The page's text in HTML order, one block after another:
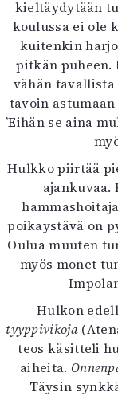
kieltäydytään
koulussa ei ole
kuitenkin
pitkän puheen.
vähän tavallista
tavoin
’Eihän se aina
Hulkko piirtää
ajankuvaa.
poikaystävä on
Oulua muuten
myös monet
Hulkon
tyyppivikoja
teos käsitteli
aiheita.
Täysin